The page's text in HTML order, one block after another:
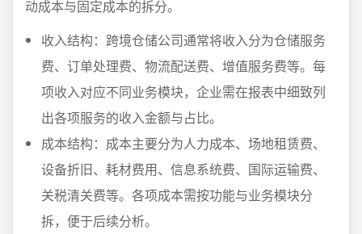
动成本与固定成本的拆分。
收入结构：跨境仓储公司通常将收入分为仓储服务
费、订单处理费、物流配送费、增值服务费等。每
项收入对应不同业务模块，企业需在报表中细致列
出各项服务的收入金额与占比。
成本结构：成本主要分为人力成本、场地租赁费、
设备折旧、耗材费用、信息系统费、国际运输费、
关税清关费等。各项成本需按功能与业务模块分
拆，便于后续分析。